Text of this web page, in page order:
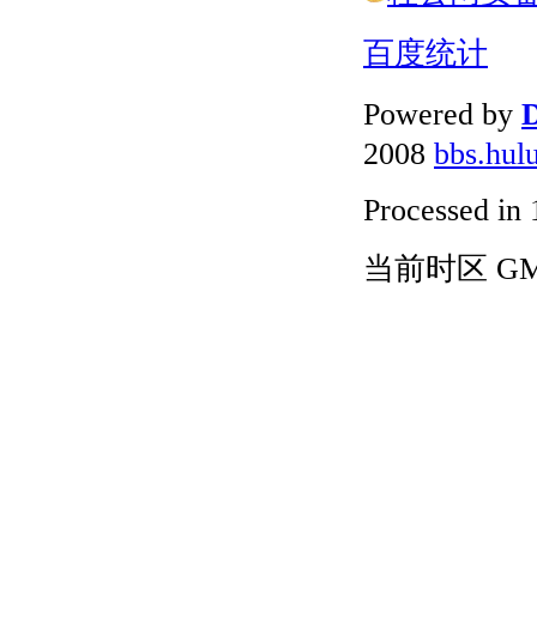
百度统计
Powered by
2008
Processed in
当前时区